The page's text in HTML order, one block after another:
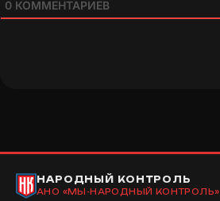
0 КОММЕНТАРИЕВ
НАРОДНЫЙ КОНТРОЛЬ
АНО «МЫ-НАРОДНЫЙ КОНТРОЛЬ»